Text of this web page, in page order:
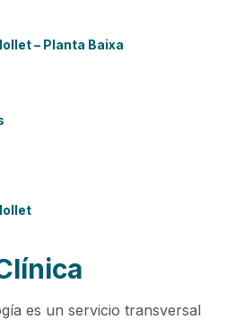
– Planta Baixa
es un servicio transversal